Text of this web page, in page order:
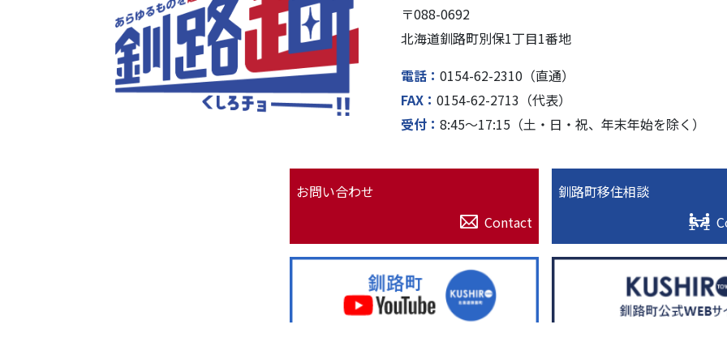
〒088-0692
北海道釧路町別保1丁⽬1番地
電話
0154-62-2310（直通）
FAX
0154-62-2713（代表）
受付
8:45〜17:15（⼟・⽇・祝、年末年始を除く）
お問い合わせ
Contact
釧路町移住相談